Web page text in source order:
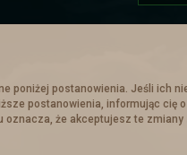
poniżej postanowienia. Jeśli ich
postanowienia, informując cię
oznacza, że akceptujesz te zmiany